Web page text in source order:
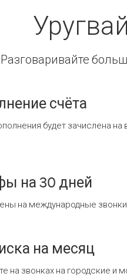
Разговаривайте
счёта
будет зачислена
на 30 дней
на международные
на месяц
на звонках на городские и